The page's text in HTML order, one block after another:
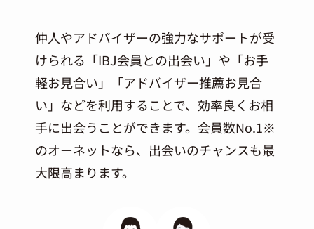
仲人やアドバイザーの強力なサポートが受
けられる「IBJ会員との出会い」や「お手
軽お見合い」「アドバイザー推薦お見合
い」などを利用することで、効率良くお相
手に出会うことができます。会員数No.1※
のオーネットなら、出会いのチャンスも最
大限高まります。